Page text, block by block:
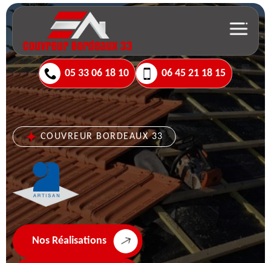
05 33 06 18 10 06 45 21 18 15
COUVREUR BORDEAUX 33
Nos Réalisations